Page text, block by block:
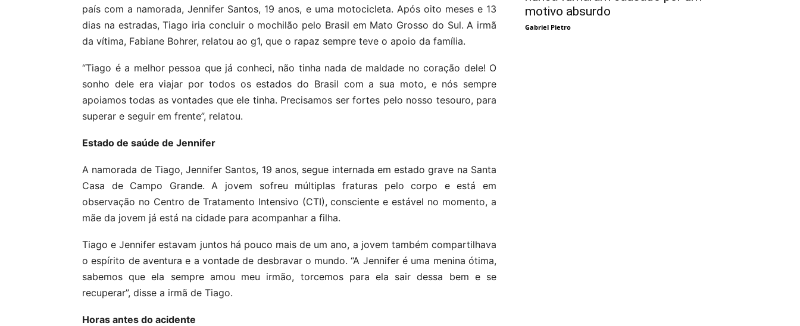
país com a namorada, Jennifer Santos, 19 anos, e uma motocicleta. Após oito meses e 13
dias na estradas, Tiago iria concluir o mochilão pelo Brasil em Mato Grosso do Sul. A irmã
da vítima, Fabiane Bohrer, relatou ao g1, que o rapaz sempre teve o apoio da família.
“Tiago é a melhor pessoa que já conheci, não tinha nada de maldade no coração dele! O
sonho dele era viajar por todos os estados do Brasil com a sua moto, e nós sempre
apoiamos todas as vontades que ele tinha. Precisamos ser fortes pelo nosso tesouro, para
superar e seguir em frente”, relatou.
Estado de saúde de Jennifer
A namorada de Tiago, Jennifer Santos, 19 anos, segue internada em estado grave na Santa
Casa de Campo Grande. A jovem sofreu múltiplas fraturas pelo corpo e está em
observação no Centro de Tratamento Intensivo (CTI), consciente e estável no momento, a
mãe da jovem já está na cidade para acompanhar a filha.
Tiago e Jennifer estavam juntos há pouco mais de um ano, a jovem também compartilhava
o espírito de aventura e a vontade de desbravar o mundo. “A Jennifer é uma menina ótima,
sabemos que ela sempre amou meu irmão, torcemos para ela sair dessa bem e se
recuperar”, disse a irmã de Tiago.
Horas antes do acidente
motivo absurdo
Gabriel Pietro